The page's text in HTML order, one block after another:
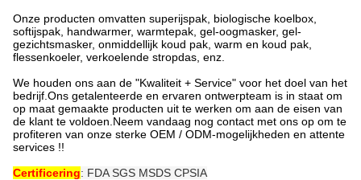
Onze producten omvatten superijspak, biologische koelbox,
softijspak, handwarmer, warmtepak, gel-oogmasker, gel-
gezichtsmasker, onmiddellijk koud pak, warm en koud pak,
flessenkoeler, verkoelende stropdas, enz.
We houden ons aan de "Kwaliteit + Service" voor het doel van het
bedrijf.Ons getalenteerde en ervaren ontwerpteam is in staat om
op maat gemaakte producten uit te werken om aan de eisen van
de klant te voldoen.Neem vandaag nog contact met ons op om te
profiteren van onze sterke OEM / ODM-mogelijkheden en attente
services !!
Certificering: FDA SGS MSDS CPSIA